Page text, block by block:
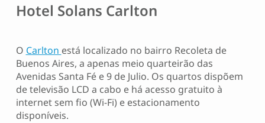
Hotel Solans Carlton
O Carlton está localizado no bairro Recoleta de
Buenos Aires, a apenas meio quarteirão das
Avenidas Santa Fé e 9 de Julio. Os quartos dispõem
de televisão LCD a cabo e há acesso gratuito à
internet sem fio (Wi-Fi) e estacionamento
disponíveis.